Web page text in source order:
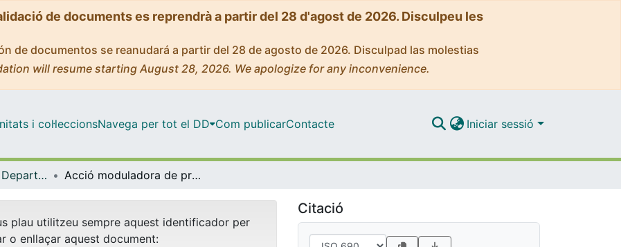
de documents es reprendrà a partir del 28 d'agost de 2026. Disculpeu les
de documentos se reanudará a partir del 28 de agosto de 2026. Disculpad las molestias
will resume starting August 28, 2026. We apologize for any inconvenience.
i col·leccionsNavega per tot el DD Com publicarContacte Iniciar sessió
Tesis Doctorals - Departament - Bioquímica i Fisiologia Acció moduladora de prebiòtics i probiòtics sobre la infecció per rotavirus en un model de rates lactants
plau utilitzeu sempre aquest identificador per
o enllaçar aquest document:
Citació